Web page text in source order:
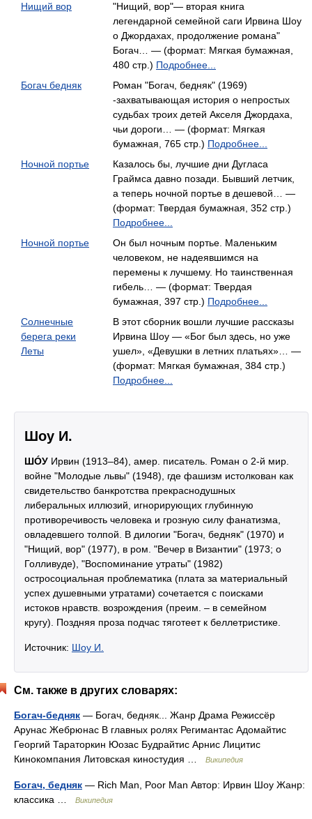
Нищий вор
"Нищий, вор"— вторая книга
легендарной семейной саги Ирвина Шоу
о Джордахах, продолжение романа"
Богач… — (формат: Мягкая бумажная,
480 стр.) Подробнее...
Богач бедняк
Роман "Богач, бедняк" (1969)
-захватывающая история о непростых
судьбах троих детей Акселя Джордаха,
чьи дороги… — (формат: Мягкая
бумажная, 765 стр.) Подробнее...
Ночной портье
Казалось бы, лучшие дни Дугласа
Граймса давно позади. Бывший летчик,
а теперь ночной портье в дешевой… —
(формат: Твердая бумажная, 352 стр.)
Подробнее...
Ночной портье
Он был ночным портье. Маленьким
человеком, не надеявшимся на
перемены к лучшему. Но таинственная
гибель… — (формат: Твердая
бумажная, 397 стр.) Подробнее...
Солнечные
берега реки
Леты
В этот сборник вошли лучшие рассказы
Ирвина Шоу — «Бог был здесь, но уже
ушел», «Девушки в летних платьях»… —
(формат: Мягкая бумажная, 384 стр.)
Подробнее...
Шоу И.
ШÓУ Ирвин (1913–84), амер. писатель. Роман о 2-й мир.
войне "Молодые львы" (1948), где фашизм истолкован как
свидетельство банкротства прекраснодушных
либеральных иллюзий, игнорирующих глубинную
противоречивость человека и грозную силу фанатизма,
овладевшего толпой. В дилогии "Богач, бедняк" (1970) и
"Нищий, вор" (1977), в ром. "Вечер в Византии" (1973; о
Голливуде), "Воспоминание утраты" (1982)
остросоциальная проблематика (плата за материальный
успех душевными утратами) сочетается с поисками
истоков нравств. возрождения (преим. – в семейном
кругу). Поздняя проза подчас тяготеет к беллетристике.
Источник: Шоу И.
См. также в других словарях:
Богач-бедняк — Богач, бедняк... Жанр Драма Режиссёр
Арунас Жебрюнас В главных ролях Регимантас Адомайтис
Георгий Тараторкин Юозас Будрайтис Арнис Лицитис
Кинокомпания Литовская киностудия …
Википедия
Богач, бедняк — Rich Man, Poor Man Автор: Ирвин Шоу Жанр:
классика …
Википедия